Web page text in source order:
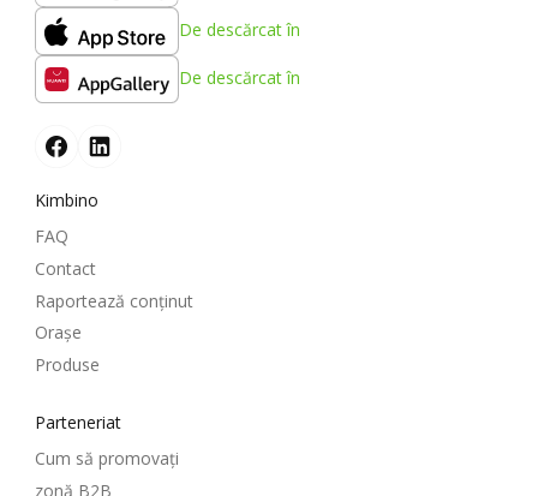
De descărcat în
De descărcat în
Kimbino
FAQ
Contact
Raportează conținut
Oraşe
Produse
Parteneriat
Cum să promovați
zonă B2B